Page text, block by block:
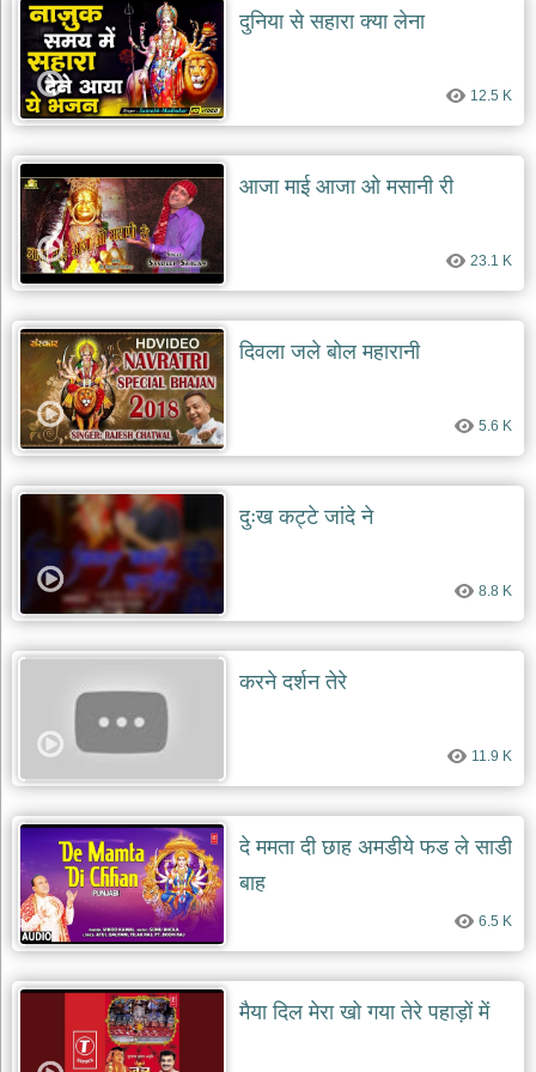
दुनिया से सहारा क्या लेना
12.5 K
आजा माई आजा ओ मसानी री
23.1 K
दिवला जले बोल महारानी
5.6 K
दुःख कट्टे जांदे ने
8.8 K
करने दर्शन तेरे
11.9 K
दे ममता दी छाह अमडीये फड ले साडी
बाह
6.5 K
मैया दिल मेरा खो गया तेरे पहाड़ों में